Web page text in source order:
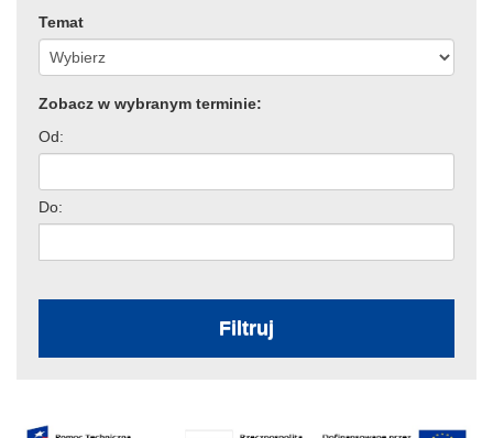
Temat
Zobacz w wybranym terminie:
Od:
Do:
Filtruj